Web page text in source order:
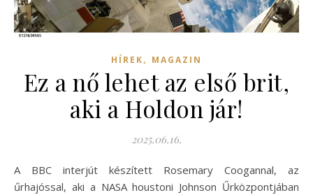
HÍREK, MAGAZIN
Ez a nő lehet az első brit,
aki a Holdon jár!
2025.06.16.
A BBC interjút készített Rosemary Coogannal, az
űrhajóssal, aki a NASA houstoni Johnson Űrközpontjában